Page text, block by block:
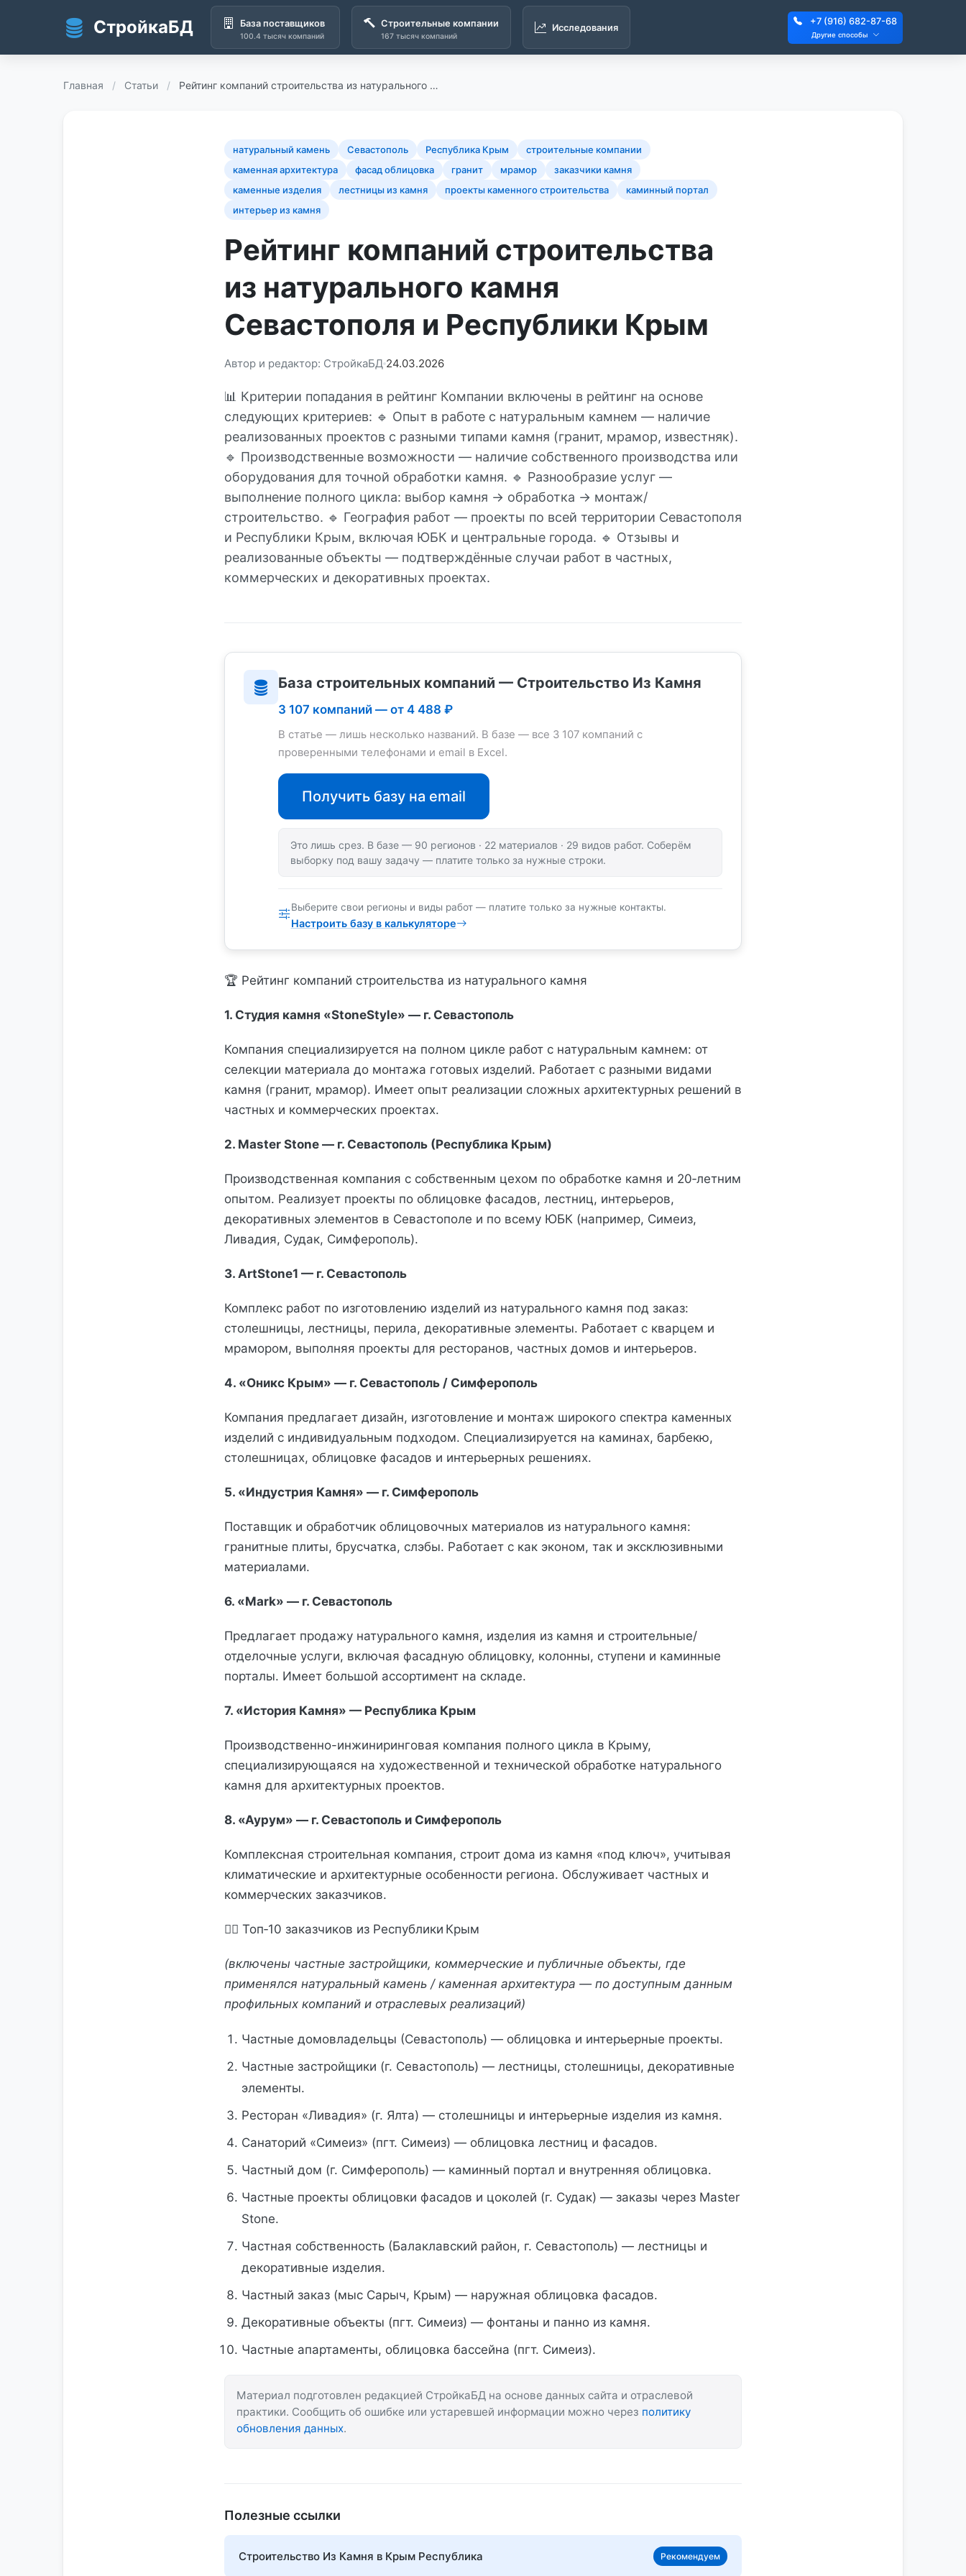
СтройкаБД База поставщиков
100.4 тысяч компаний
Строительные компании
167 тысяч компаний
Исследования
+7 (916) 682-87-68
Другие способы
Главная / Статьи / Рейтинг компаний строительства из натурального …
натуральный камень Севастополь Республика Крым
строительные компании
каменная архитектура
фасад облицовка гранит мрамор
заказчики камня
каменные изделия
лестницы из камня проекты каменного строительства
каминный портал
интерьер из камня
Рейтинг компаний строительства
из натурального камня
Севастополя и Республики Крым
Автор и редактор: СтройкаБД 24.03.2026
📊 Критерии попадания в рейтинг Компании включены в рейтинг на основе
следующих критериев: 🔹 Опыт в работе с натуральным камнем — наличие
реализованных проектов с разными типами камня (гранит, мрамор, известняк).
🔹 Производственные возможности — наличие собственного производства или
оборудования для точной обработки камня. 🔹 Разнообразие услуг —
выполнение полного цикла: выбор камня → обработка → монтаж/
строительство. 🔹 География работ — проекты по всей территории Севастополя
и Республики Крым, включая ЮБК и центральные города. 🔹 Отзывы и
реализованные объекты — подтверждённые случаи работ в частных,
коммерческих и декоративных проектах.
База строительных компаний — Строительство Из Камня
3 107 компаний — от 4 488 ₽
В статье — лишь несколько названий. В базе — все 3 107 компаний с
проверенными телефонами и email в Excel.
Получить базу на email
Это лишь срез. В базе — 90 регионов · 22 материалов · 29 видов работ. Соберём
выборку под вашу задачу — платите только за нужные строки.
Выберите свои регионы и виды работ — платите только за нужные контакты.
Настроить базу в калькуляторе
🏆 Рейтинг компаний строительства из натурального камня
1. Студия камня «StoneStyle» — г. Севастополь
Компания специализируется на полном цикле работ с натуральным камнем: от
селекции материала до монтажа готовых изделий. Работает с разными видами
камня (гранит, мрамор). Имеет опыт реализации сложных архитектурных решений в
частных и коммерческих проектах.
2. Master Stone — г. Севастополь (Республика Крым)
Производственная компания с собственным цехом по обработке камня и 20‑летним
опытом. Реализует проекты по облицовке фасадов, лестниц, интерьеров,
декоративных элементов в Севастополе и по всему ЮБК (например, Симеиз,
Ливадия, Судак, Симферополь).
3. ArtStone1 — г. Севастополь
Комплекс работ по изготовлению изделий из натурального камня под заказ:
столешницы, лестницы, перила, декоративные элементы. Работает с кварцем и
мрамором, выполняя проекты для ресторанов, частных домов и интерьеров.
4. «Оникс Крым» — г. Севастополь / Симферополь
Компания предлагает дизайн, изготовление и монтаж широкого спектра каменных
изделий с индивидуальным подходом. Специализируется на каминах, барбекю,
столешницах, облицовке фасадов и интерьерных решениях.
5. «Индустрия Камня» — г. Симферополь
Поставщик и обработчик облицовочных материалов из натурального камня:
гранитные плиты, брусчатка, слэбы. Работает с как эконом, так и эксклюзивными
материалами.
6. «Mark» — г. Севастополь
Предлагает продажу натурального камня, изделия из камня и строительные/
отделочные услуги, включая фасадную облицовку, колонны, ступени и каминные
порталы. Имеет большой ассортимент на складе.
7. «История Камня» — Республика Крым
Производственно-инжиниринговая компания полного цикла в Крыму,
специализирующаяся на художественной и технической обработке натурального
камня для архитектурных проектов.
8. «Аурум» — г. Севастополь и Симферополь
Комплексная строительная компания, строит дома из камня «под ключ», учитывая
климатические и архитектурные особенности региона. Обслуживает частных и
коммерческих заказчиков.
👷‍♂️ Топ‑10 заказчиков из Республики Крым
(включены частные застройщики, коммерческие и публичные объекты, где
применялся натуральный камень / каменная архитектура — по доступным данным
профильных компаний и отраслевых реализаций)
Частные домовладельцы (Севастополь) — облицовка и интерьерные проекты.
Частные застройщики (г. Севастополь) — лестницы, столешницы, декоративные
элементы.
Ресторан «Ливадия» (г. Ялта) — столешницы и интерьерные изделия из камня.
Санаторий «Симеиз» (пгт. Симеиз) — облицовка лестниц и фасадов.
Частный дом (г. Симферополь) — каминный портал и внутренняя облицовка.
Частные проекты облицовки фасадов и цоколей (г. Судак) — заказы через Master
Stone.
Частная собственность (Балаклавский район, г. Севастополь) — лестницы и
декоративные изделия.
Частный заказ (мыс Сарыч, Крым) — наружная облицовка фасадов.
Декоративные объекты (пгт. Симеиз) — фонтаны и панно из камня.
Частные апартаменты, облицовка бассейна (пгт. Симеиз).
Материал подготовлен редакцией СтройкаБД на основе данных сайта и отраслевой
практики. Сообщить об ошибке или устаревшей информации можно через политику
обновления данных.
Полезные ссылки
Строительство Из Камня в Крым Республика Рекомендуем